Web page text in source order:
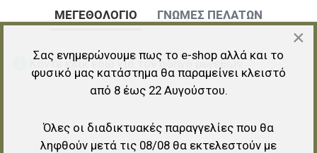
ΜΕΓΕΘΟΛΟΓΙΟ ΓΝΏΜΕΣ ΠΕΛΑΤΏΝ
Κάντε κλικ εδώ για τον οδηγό μεγεθών.
×
Σας ενημερώνουμε πως το e-shop αλλά και το
φυσικό μας κατάστημα θα παραμείνει κλειστό
από 8 έως 22 Αυγούστου.
Όλες οι διαδικτυακές παραγγελίες που θα
ληφθούν μετά τις 08/08 θα εκτελεστούν με